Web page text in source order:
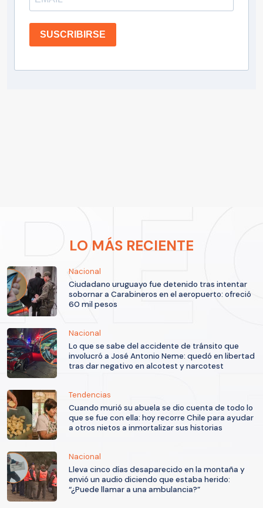
SUSCRIBIRSE
LO MÁS RECIENTE
Nacional
Ciudadano uruguayo fue detenido tras intentar
sobornar a Carabineros en el aeropuerto: ofreció
60 mil pesos
Nacional
Lo que se sabe del accidente de tránsito que
involucró a José Antonio Neme: quedó en libertad
tras dar negativo en alcotest y narcotest
Tendencias
Cuando murió su abuela se dio cuenta de todo lo
que se fue con ella: hoy recorre Chile para ayudar
a otros nietos a inmortalizar sus historias
Nacional
Lleva cinco días desaparecido en la montaña y
envió un audio diciendo que estaba herido:
“¿Puede llamar a una ambulancia?”